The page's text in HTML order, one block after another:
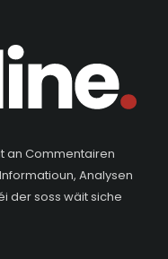
an Commentairen
Analysen
der soss wäit siche